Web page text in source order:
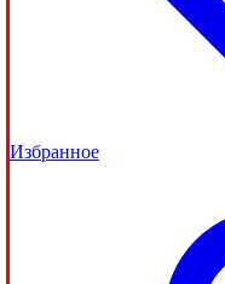
Избранное